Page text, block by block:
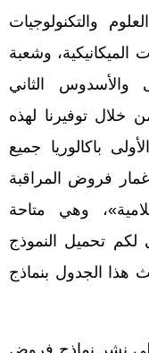
والتكنولوجيات
الميكانيكية، وشعبة
والأسدوس الثاني
توفيرنا لهذه
باكالوريا جميع
فروض المراقبة
وهي متاحة
تحميل النموذج
هذا الجدول بنماذج
نشر نماذج فروض